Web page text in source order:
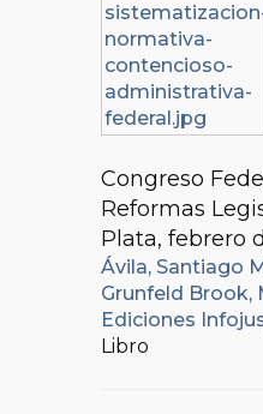
Congreso
Reformas
Plata, febrero
Ávila, Santiago
Grunfeld Brook,
Ediciones
Libro